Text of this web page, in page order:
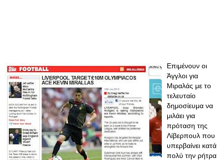
Επιμένουν οι
Άγγλοι για
Μιραλάς με το
τελευταίο
δημοσίευμα να
μιλάει για
πρόταση της
Λίβερπουλ που
υπερβαίνει κατά
πολύ την ρήτρα